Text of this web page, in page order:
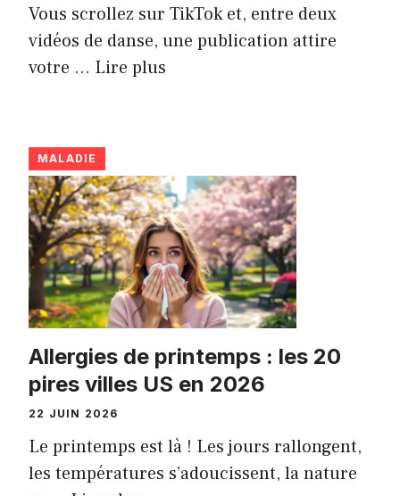
Vous scrollez sur TikTok et, entre deux
vidéos de danse, une publication attire
votre ... Lire plus
MALADIE
Allergies de printemps : les 20
pires villes US en 2026
22 JUIN 2026
Le printemps est là ! Les jours rallongent,
les températures s’adoucissent, la nature